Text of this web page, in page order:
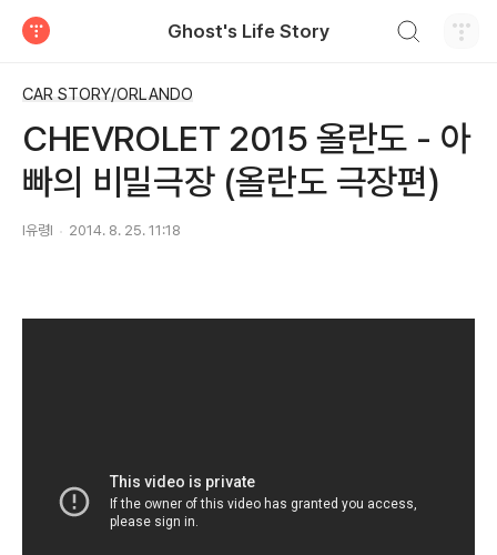
Ghost's Life Story
CAR STORY/ORLANDO
CHEVROLET 2015 올란도 - 아
빠의 비밀극장 (올란도 극장편)
I유령I 2014. 8. 25. 11:18